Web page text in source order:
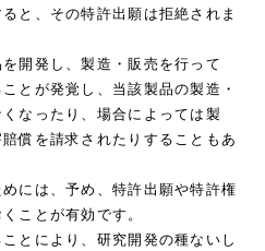
と、その特許出願は拒絶されま
開発し、製造・販売を行って
とが発覚し、当該製品の製造・
なったり、場合によっては製
償を請求されたりすることもあ
には、予め、特許出願や特許権
ことが有効です。
とにより、研究開発の種ないし